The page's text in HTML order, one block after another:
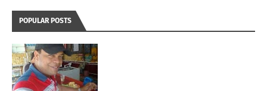
POPULAR POSTS